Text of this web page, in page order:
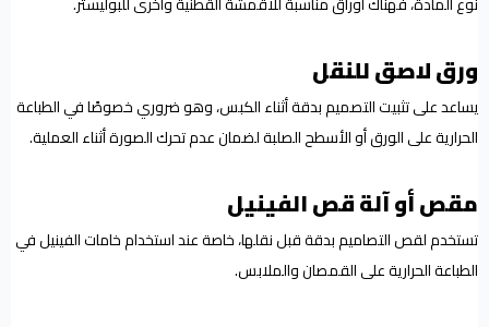
ورق لاصق للنقل
يساعد على تثبيت التصميم بدقة أثناء الكبس، وهو ضروري خصوصًا في الطباعة
الحرارية على الورق أو الأسطح الصلبة لضمان عدم تحرك الصورة أثناء العملية.
مقص أو آلة قص الفينيل
تستخدم لقص التصاميم بدقة قبل نقلها، خاصة عند استخدام خامات الفينيل في
الطباعة الحرارية على القمصان والملابس.